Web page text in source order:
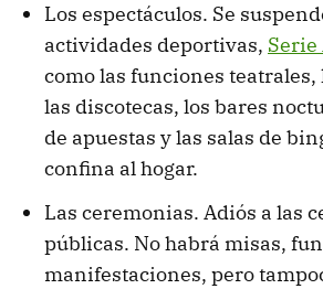
Los espectáculos. Se
actividades deportivas,
como las funciones teatrales,
las discotecas, los bares
de apuestas y las salas de
confina al hogar.
Las ceremonias. Adiós a las
públicas. No habrá misas,
manifestaciones, pero